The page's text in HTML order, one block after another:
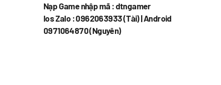
Nạp Game nhập mã : dtngamer
Ios Zalo : 0962063933 (Tài) | Android
0971064870 (Nguyên)